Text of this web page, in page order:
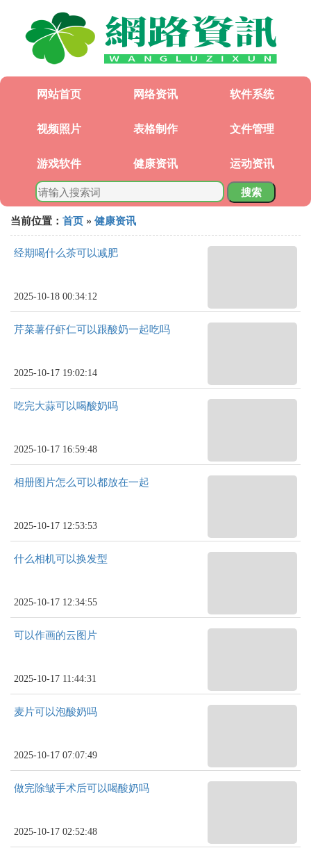
网站首页 网络资讯 软件系统
视频照片 表格制作 文件管理
游戏软件 健康资讯 运动资讯
搜索
当前位置： 首页 » 健康资讯
经期喝什么茶可以减肥
2025-10-18 00:34:12
芹菜薯仔虾仁可以跟酸奶一起吃吗
2025-10-17 19:02:14
吃完大蒜可以喝酸奶吗
2025-10-17 16:59:48
相册图片怎么可以都放在一起
2025-10-17 12:53:53
什么相机可以换发型
2025-10-17 12:34:55
可以作画的云图片
2025-10-17 11:44:31
麦片可以泡酸奶吗
2025-10-17 07:07:49
做完除皱手术后可以喝酸奶吗
2025-10-17 02:52:48